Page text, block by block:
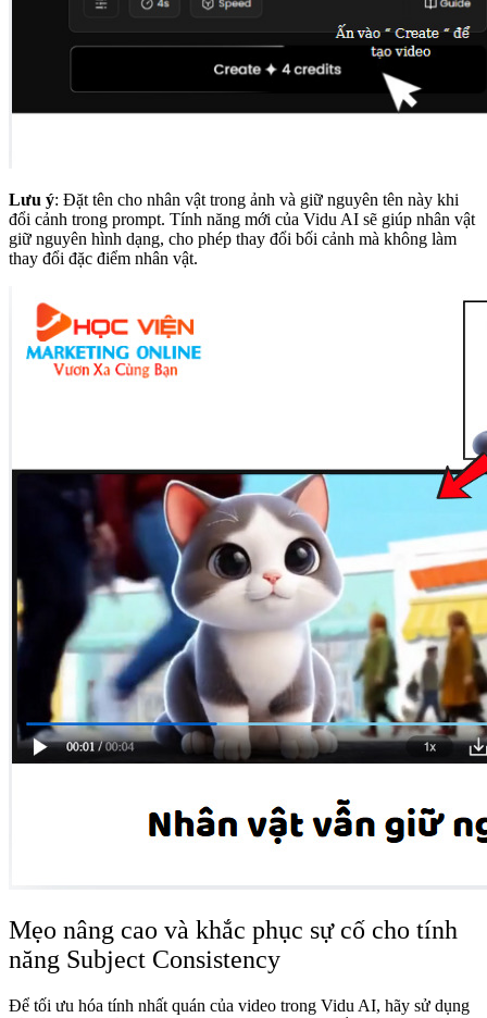
Lưu ý: Đặt tên cho nhân vật trong ảnh và giữ nguyên tên này khi
đổi cảnh trong prompt. Tính năng mới của Vidu AI sẽ giúp nhân vật
giữ nguyên hình dạng, cho phép thay đổi bối cảnh mà không làm
thay đổi đặc điểm nhân vật.
Mẹo nâng cao và khắc phục sự cố cho tính
năng Subject Consistency
Để tối ưu hóa tính nhất quán của video trong Vidu AI, hãy sử dụng